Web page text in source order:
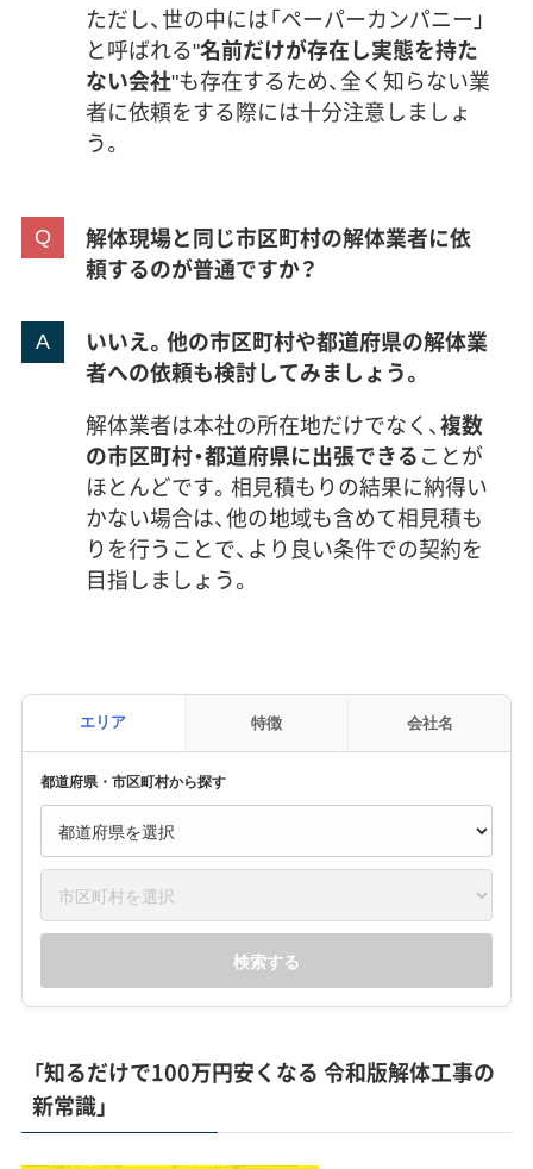
ただし、世の中には「ペーパーカンパニー」
と呼ばれる"名前だけが存在し実態を持た
ない会社"も存在するため、全く知らない業
者に依頼をする際には十分注意しましょ
う。
解体現場と同じ市区町村の解体業者に依
頼するのが普通ですか？
いいえ。他の市区町村や都道府県の解体業
者への依頼も検討してみましょう。
解体業者は本社の所在地だけでなく、複数
の市区町村・都道府県に出張できることが
ほとんどです。相見積もりの結果に納得い
かない場合は、他の地域も含めて相見積も
りを行うことで、より良い条件での契約を
目指しましょう。
エリア 特徴 会社名
都道府県・市区町村から探す
検索する
「知るだけで100万円安くなる 令和版解体工事の
新常識」